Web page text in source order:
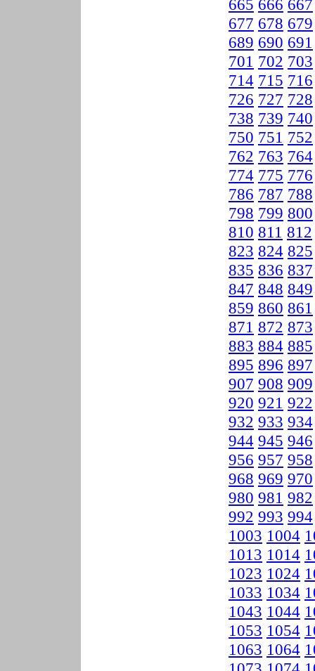
665 666 667
677 678 679
689 690 691
701 702 703
714 715 716
726 727 728
738 739 740
750 751 752
762 763 764
774 775 776
786 787 788
798 799 800
810 811 812
823 824 825
835 836 837
847 848 849
859 860 861
871 872 873
883 884 885
895 896 897
907 908 909
920 921 922
932 933 934
944 945 946
956 957 958
968 969 970
980 981 982
992 993 994
1003 1004
1013 1014
1023 1024
1033 1034
1043 1044
1053 1054
1063 1064